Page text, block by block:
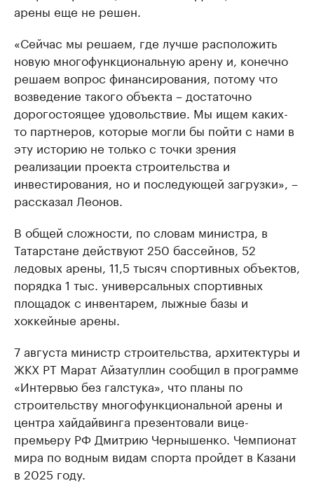
арены еще не решен.
«Сейчас мы решаем, где лучше расположить
новую многофункциональную арену и, конечно
решаем вопрос финансирования, потому что
возведение такого объекта – достаточно
дорогостоящее удовольствие. Мы ищем каких-
то партнеров, которые могли бы пойти с нами в
эту историю не только с точки зрения
реализации проекта строительства и
инвестирования, но и последующей загрузки», –
рассказал Леонов.
В общей сложности, по словам министра, в
Татарстане действуют 250 бассейнов, 52
ледовых арены, 11,5 тысяч спортивных объектов,
порядка 1 тыс. универсальных спортивных
площадок с инвентарем, лыжные базы и
хоккейные арены.
7 августа министр строительства, архитектуры и
ЖКХ РТ Марат Айзатуллин сообщил в программе
«Интервью без галстука», что планы по
строительству многофункциональной арены и
центра хайдайвинга презентовали вице-
премьеру РФ Дмитрию Чернышенко. Чемпионат
мира по водным видам спорта пройдет в Казани
в 2025 году.